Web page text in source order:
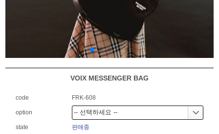
VOIX MESSENGER BAG
code FRK-608
option
state 판매중